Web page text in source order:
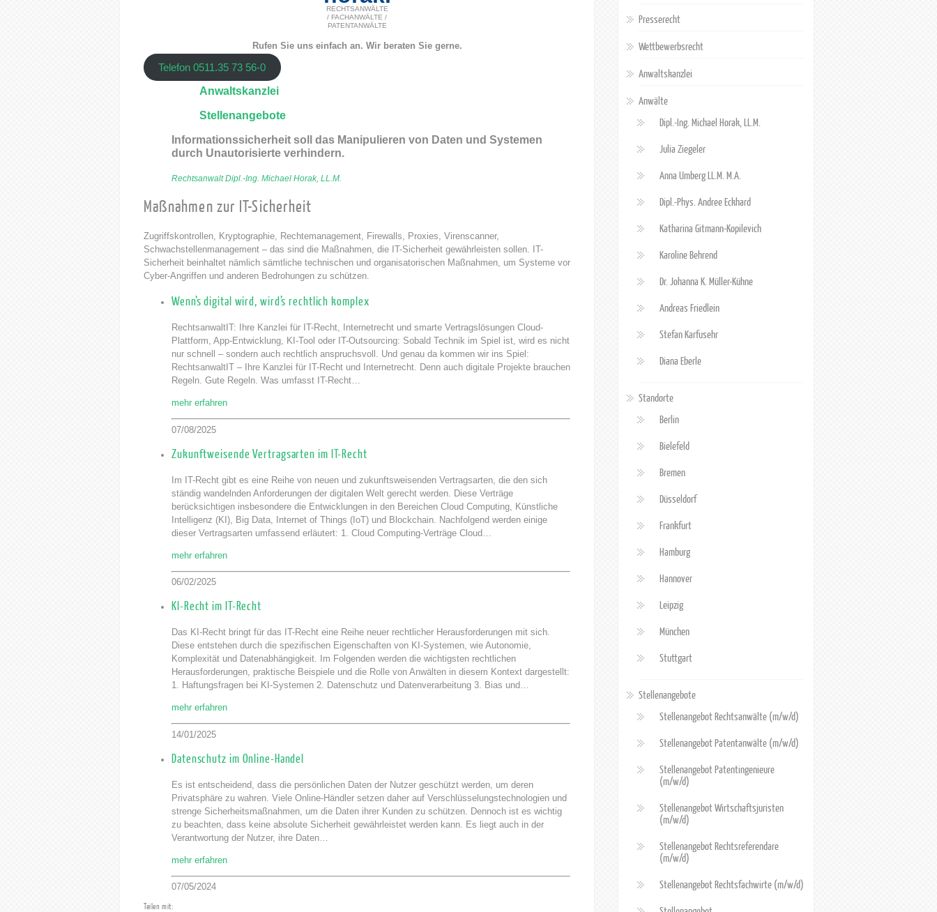
RECHTSANWÄLTE
/ FACHANWÄLTE /
PATENTANWÄLTE
Rufen Sie uns einfach an. Wir beraten Sie gerne.
Telefon 0511.35 73 56-0
Anwaltskanzlei
Stellenangebote
Informationssicherheit soll das Manipulieren von Daten und Systemen
durch Unautorisierte verhindern.
Rechtsanwalt Dipl.-Ing. Michael Horak, LL.M.
Maßnahmen zur IT-Sicherheit
Zugriffskontrollen, Kryptographie, Rechtemanagement, Firewalls, Proxies, Virenscanner,
Schwachstellenmanagement – das sind die Maßnahmen, die IT-Sicherheit gewährleisten sollen. IT-
Sicherheit beinhaltet nämlich sämtliche technischen und organisatorischen Maßnahmen, um Systeme vor
Cyber-Angriffen und anderen Bedrohungen zu schützen.
Wenn’s digital wird, wird’s rechtlich komplex
RechtsanwaltIT: Ihre Kanzlei für IT-Recht, Internetrecht und smarte Vertragslösungen Cloud-
Plattform, App-Entwicklung, KI-Tool oder IT-Outsourcing: Sobald Technik im Spiel ist, wird es nicht
nur schnell – sondern auch rechtlich anspruchsvoll. Und genau da kommen wir ins Spiel:
RechtsanwaltIT – Ihre Kanzlei für IT-Recht und Internetrecht. Denn auch digitale Projekte brauchen
Regeln. Gute Regeln. Was umfasst IT-Recht…
mehr erfahren
07/08/2025
Zukunftweisende Vertragsarten im IT-Recht
Im IT-Recht gibt es eine Reihe von neuen und zukunftsweisenden Vertragsarten, die den sich
ständig wandelnden Anforderungen der digitalen Welt gerecht werden. Diese Verträge
berücksichtigen insbesondere die Entwicklungen in den Bereichen Cloud Computing, Künstliche
Intelligenz (KI), Big Data, Internet of Things (IoT) und Blockchain. Nachfolgend werden einige
dieser Vertragsarten umfassend erläutert: 1. Cloud Computing-Verträge Cloud…
mehr erfahren
06/02/2025
KI-Recht im IT-Recht
Das KI-Recht bringt für das IT-Recht eine Reihe neuer rechtlicher Herausforderungen mit sich.
Diese entstehen durch die spezifischen Eigenschaften von KI-Systemen, wie Autonomie,
Komplexität und Datenabhängigkeit. Im Folgenden werden die wichtigsten rechtlichen
Herausforderungen, praktische Beispiele und die Rolle von Anwälten in diesem Kontext dargestellt:
1. Haftungsfragen bei KI-Systemen 2. Datenschutz und Datenverarbeitung 3. Bias und…
mehr erfahren
14/01/2025
Datenschutz im Online-Handel
Es ist entscheidend, dass die persönlichen Daten der Nutzer geschützt werden, um deren
Privatsphäre zu wahren. Viele Online-Händler setzen daher auf Verschlüsselungstechnologien und
strenge Sicherheitsmaßnahmen, um die Daten ihrer Kunden zu schützen. Dennoch ist es wichtig
zu beachten, dass keine absolute Sicherheit gewährleistet werden kann. Es liegt auch in der
Verantwortung der Nutzer, ihre Daten…
mehr erfahren
07/05/2024
Teilen mit:
Presserecht
Wettbewerbsrecht
Anwaltskanzlei
Anwälte
Dipl.-Ing. Michael Horak, LL.M.
Julia Ziegeler
Anna Umberg LL.M. M.A.
Dipl.-Phys. Andree Eckhard
Katharina Gitmann-Kopilevich
Karoline Behrend
Dr. Johanna K. Müller-Kühne
Andreas Friedlein
Stefan Karfusehr
Diana Eberle
Standorte
Berlin
Bielefeld
Bremen
Düsseldorf
Frankfurt
Hamburg
Hannover
Leipzig
München
Stuttgart
Stellenangebote
Stellenangebot Rechtsanwälte (m/w/d)
Stellenangebot Patentanwälte (m/w/d)
Stellenangebot Patentingenieure
(m/w/d)
Stellenangebot Wirtschaftsjuristen
(m/w/d)
Stellenangebot Rechtsreferendare
(m/w/d)
Stellenangebot Rechtsfachwirte (m/w/d)